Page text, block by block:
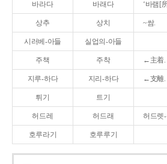
바라다 바래다 ‘바램[
상추 상치 ~쌈.
시러베-아들 실업의-아들
주책 주착 ←主着.
지루-하다 지리-하다 ←支離.
튀기 트기
허드레 허드래 허드렛
호루라기 호루루기